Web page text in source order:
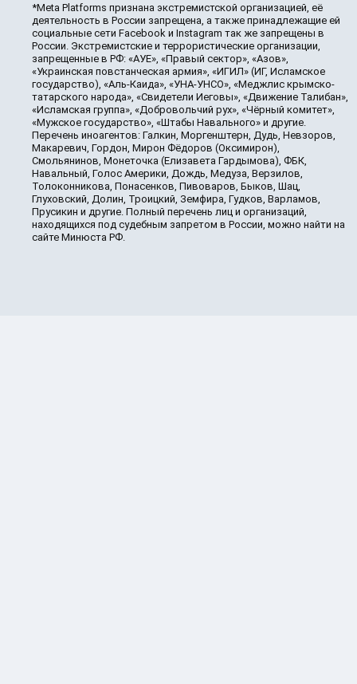
*Meta Platforms признана экстремистской организацией, её
деятельность в России запрещена, а также принадлежащие ей
социальные сети Facebook и Instagram так же запрещены в
России. Экстремистские и террористические организации,
запрещенные в РФ: «АУЕ», «Правый сектор», «Азов»,
«Украинская повстанческая армия», «ИГИЛ» (ИГ, Исламское
государство), «Аль-Каида», «УНА-УНСО», «Меджлис крымско-
татарского народа», «Свидетели Иеговы», «Движение Талибан»,
«Исламская группа», «Добровольчий рух», «Чёрный комитет»,
«Мужское государство», «Штабы Навального» и другие.
Перечень иноагентов: Галкин, Моргенштерн, Дудь, Невзоров,
Макаревич, Гордон, Мирон Фёдоров (Оксимирон),
Смольянинов, Монеточка (Елизавета Гардымова), ФБК,
Навальный, Голос Америки, Дождь, Медуза, Верзилов,
Толоконникова, Понасенков, Пивоваров, Быков, Шац,
Глуховский, Долин, Троицкий, Земфира, Гудков, Варламов,
Прусикин и другие. Полный перечень лиц и организаций,
находящихся под судебным запретом в России, можно найти на
сайте Минюста РФ.